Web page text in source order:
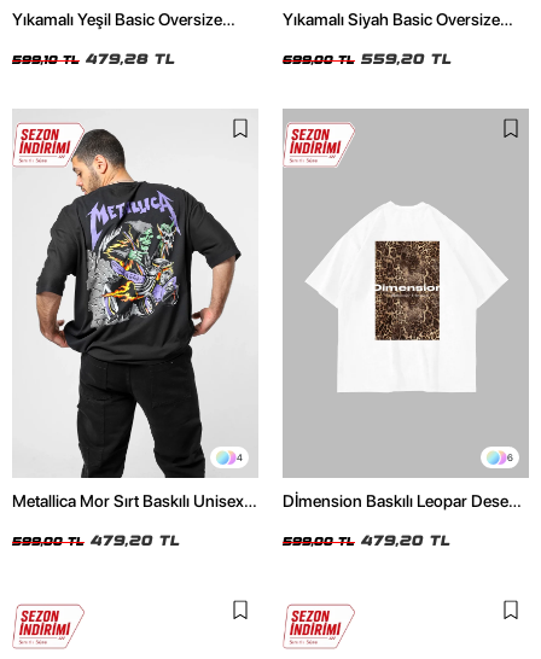
Yıkamalı Yeşil Basic Oversize
599,10 TL 479,28 TL
Yıkamalı Siyah Basic Oversize
699,00 TL 559,20 TL
4
Metallica Mor Sırt Baskılı Unisex
599,00 TL 479,20 TL
6
Dİmension Baskılı Leopar Desenli
Tshirt
599,00 TL 479,20 TL